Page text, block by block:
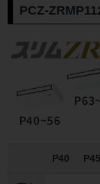
PCZ-
P40 P45